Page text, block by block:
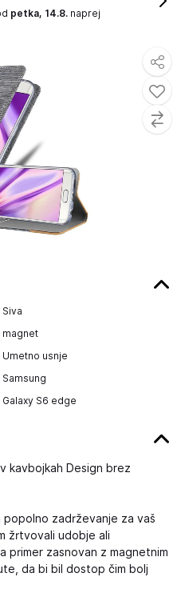
Siva
magnet
Umetno usnje
Samsung
Galaxy S6 edge
kavbojkah Design brez
popolno zadrževanje za vaš
žrtvovali udobje ali
zasnovan z magnetnim
da bi bil dostop čim bolj
petka, 14.8. naprej